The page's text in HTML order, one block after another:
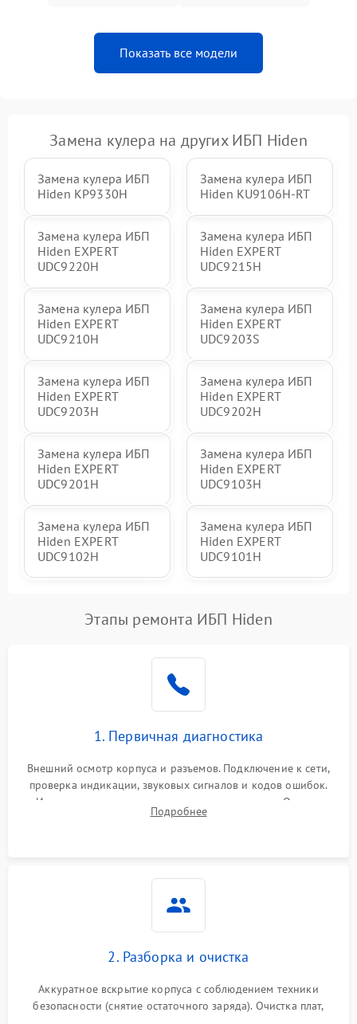
Повреждение системы
защиты от перегрева
перенапряжения
Показать все модели
Замена кулера на других ИБП Hiden
Замена кулера ИБП
Hiden KP9330H
Замена кулера ИБП
Hiden KU9106H-RT
Замена кулера ИБП
Hiden EXPERT
UDC9220H
Замена кулера ИБП
Hiden EXPERT
UDC9215H
Замена кулера ИБП
Hiden EXPERT
UDC9210H
Замена кулера ИБП
Hiden EXPERT
UDC9203S
Замена кулера ИБП
Hiden EXPERT
UDC9203H
Замена кулера ИБП
Hiden EXPERT
UDC9202H
Замена кулера ИБП
Hiden EXPERT
UDC9201H
Замена кулера ИБП
Hiden EXPERT
UDC9103H
Замена кулера ИБП
Hiden EXPERT
UDC9102H
Замена кулера ИБП
Hiden EXPERT
UDC9101H
Этапы ремонта ИБП Hiden
1. Первичная диагностика
Внешний осмотр корпуса и разъемов. Подключение к сети,
проверка индикации, звуковых сигналов и кодов ошибок.
Измерение входного и выходного напряжения. Оценка
реакции ИБП на отключение основного питания без
Подробнее
2. Разборка и очистка
Аккуратное вскрытие корпуса с соблюдением техники
безопасности (снятие остаточного заряда). Очистка плат,